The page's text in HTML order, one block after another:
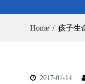
Home 孩子生
2017-01-14